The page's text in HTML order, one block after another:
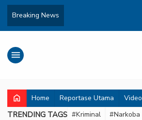
Breaking News
menu
home Home Reportase Utama Video
TRENDING TAGS #Kriminal #Narkoba